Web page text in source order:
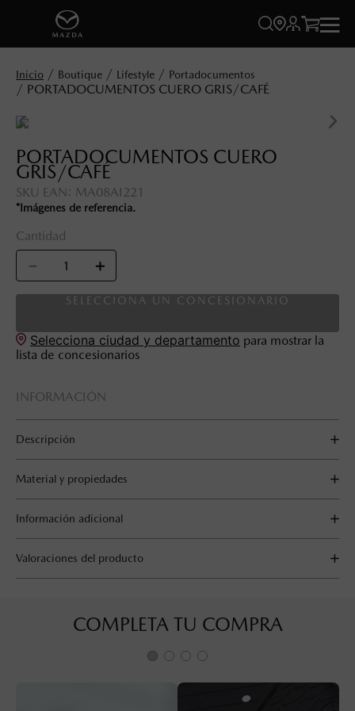
 
Boutique Lifestyle Portadocumentos
PORTADOCUMENTOS CUERO GRIS/CAFÉ
PORTADOCUMENTOS CUERO
GRIS/CAFÉ
SKU EAN : MA08AI221
*Imágenes de referencia.
Cantidad
＋
－
SELECCIONA UN CONCESIONARIO
Selecciona ciudad y departamento para mostrar la
lista de concesionarios
INFORMACIÓN
Descripción
Material y propiedades
Información adicional
Valoraciones del producto
COMPLETA TU COMPRA